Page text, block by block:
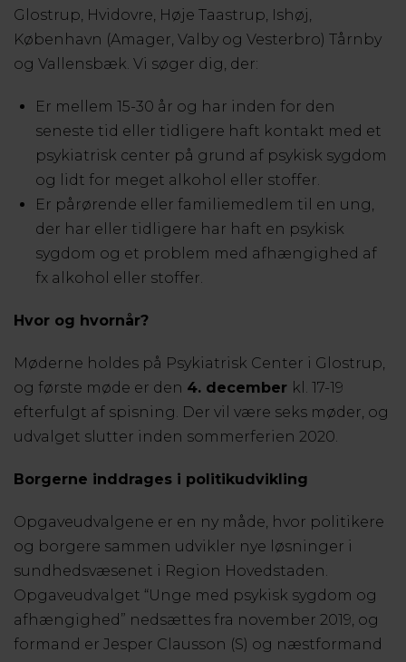
Glostrup, Hvidovre, Høje Taastrup, Ishøj,
København (Amager, Valby og Vesterbro) Tårnby
og Vallensbæk. Vi søger dig, der:
Er mellem 15-30 år og har inden for den
seneste tid eller tidligere haft kontakt med et
psykiatrisk center på grund af psykisk sygdom
og lidt for meget alkohol eller stoffer.
Er pårørende eller familiemedlem til en ung,
der har eller tidligere har haft en psykisk
sygdom og et problem med afhængighed af
fx alkohol eller stoffer.
Hvor og hvornår?
Møderne holdes på Psykiatrisk Center i Glostrup,
og første møde er den 4. december kl. 17-19
efterfulgt af spisning. Der vil være seks møder, og
udvalget slutter inden sommerferien 2020.
Borgerne inddrages i politikudvikling
Opgaveudvalgene er en ny måde, hvor politikere
og borgere sammen udvikler nye løsninger i
sundhedsvæsenet i Region Hovedstaden.
Opgaveudvalget “Unge med psykisk sygdom og
afhængighed” nedsættes fra november 2019, og
formand er Jesper Clausson (S) og næstformand